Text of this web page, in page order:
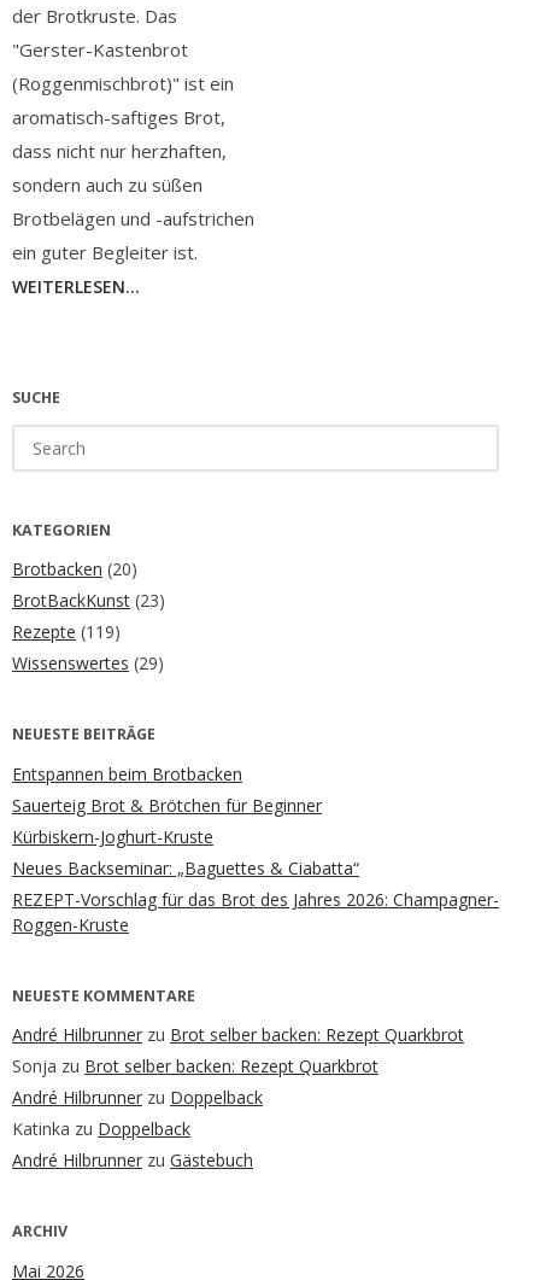
der Brotkruste. Das
"Gerster-Kastenbrot
(Roggenmischbrot)" ist ein
aromatisch-saftiges Brot,
dass nicht nur herzhaften,
sondern auch zu süßen
Brotbelägen und -aufstrichen
ein guter Begleiter ist.
WEITERLESEN...
SUCHE
for:
KATEGORIEN
Brotbacken (20)
BrotBackKunst (23)
Rezepte (119)
Wissenswertes (29)
NEUESTE BEITRÄGE
Entspannen beim Brotbacken
Sauerteig Brot & Brötchen für Beginner
Kürbiskern-Joghurt-Kruste
Neues Backseminar: „Baguettes & Ciabatta“
REZEPT-Vorschlag für das Brot des Jahres 2026: Champagner-
Roggen-Kruste
NEUESTE KOMMENTARE
André Hilbrunner zu Brot selber backen: Rezept Quarkbrot
Sonja zu Brot selber backen: Rezept Quarkbrot
André Hilbrunner zu Doppelback
Katinka zu Doppelback
André Hilbrunner zu Gästebuch
ARCHIV
Mai 2026